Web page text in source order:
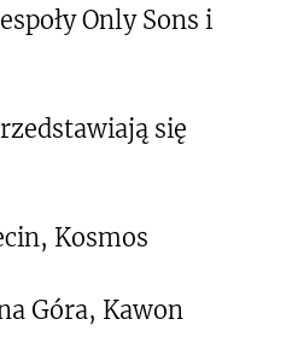
Only Sons i
się
Kosmos
Góra, Kawon